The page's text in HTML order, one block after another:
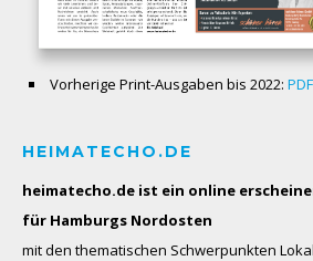
Vorherige Print-Ausgaben bis 2022:
HEIMATECHO.DE
heimatecho.de ist ein online
für Hamburgs Nordosten
mit den thematischen Schwerpunkten